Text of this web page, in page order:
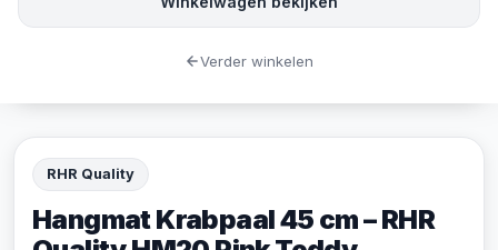
RHR Quality
Hangmat Krabpaal 45 cm – RHR
Verder winkelen